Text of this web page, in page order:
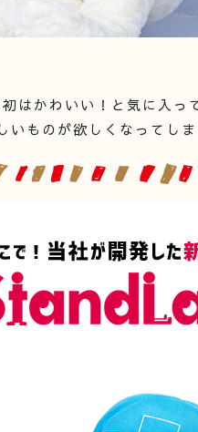
はかわいい！と気に入っ
いものが欲しくなってし